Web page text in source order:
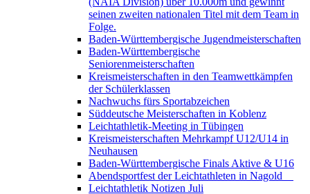
seinen zweiten nationalen Titel mit dem Team in
Folge.
Baden-Württembergische Jugendmeisterschaften
Baden-Württembergische
Seniorenmeisterschaften
Kreismeisterschaften in den Teamwettkämpfen
der Schülerklassen
Nachwuchs fürs Sportabzeichen
Süddeutsche Meisterschaften in Koblenz
Leichtathletik-Meeting in Tübingen
Kreismeisterschaften Mehrkampf U12/U14 in
Neuhausen
Baden-Württembergische Finals Aktive & U16
Abendsportfest der Leichtathleten in Nagold
Leichtathletik Notizen Juli